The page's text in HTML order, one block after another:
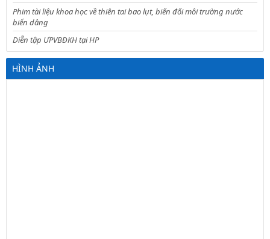
Phim tài liệu khoa học về thiên tai bao lụt, biến đổi môi trường nước
biển dâng
Diễn tập ƯPVBĐKH tại HP
HÌNH ẢNH